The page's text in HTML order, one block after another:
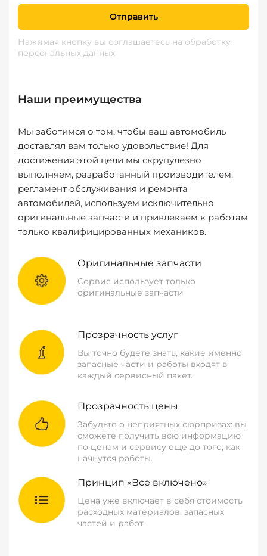
Отправить
Нажимая кнопку вы соглашаетесь на обработку
персональных данных
Наши преимущества
Мы заботимся о том, чтобы ваш автомобиль
доставлял вам только удовольствие! Для
достижения этой цели мы скрупулезно
выполняем, разработанный производителем,
регламент обслуживания и ремонта
автомобилей, используем исключительно
оригинальные запчасти и привлекаем к работам
только квалифицированных механиков.
Оригинальные запчасти
Сервис использует только
оригинальные запчасти
Прозрачность услуг
Вы точно будете знать, какие именно
запасные части и работы входят в
каждый сервисный пакет.
Прозрачность цены
Забудьте о неприятных сюрпризах: вы
сможете получить всю информацию
по ценам и сервису еще до того, как
начнутся работы.
Принцип «Все включено»
Цена уже включает в себя стоимость
расходных материалов, запасных
частей и работ.